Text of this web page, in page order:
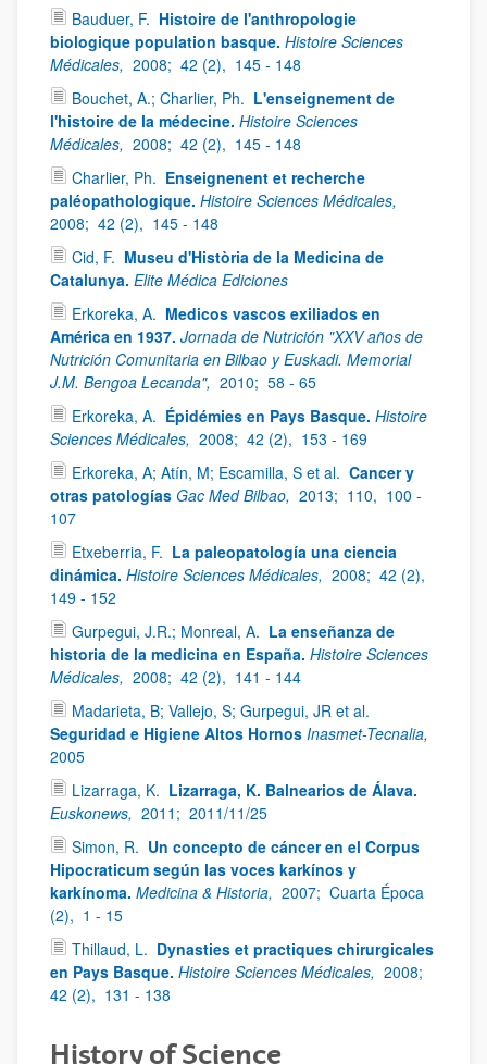
Bauduer, F. Histoire de l'anthropologie
biologique population basque. Histoire Sciences
Médicales, 2008; 42 (2), 145 - 148
Bouchet, A.; Charlier, Ph. L'enseignement de
l'histoire de la médecine. Histoire Sciences
Médicales, 2008; 42 (2), 145 - 148
Charlier, Ph. Enseignenent et recherche
paléopathologique. Histoire Sciences Médicales,
2008; 42 (2), 145 - 148
Cid, F. Museu d'Història de la Medicina de
Catalunya. Elite Médica Ediciones
Erkoreka, A. Medicos vascos exiliados en
América en 1937. Jornada de Nutrición "XXV años de
Nutrición Comunitaria en Bilbao y Euskadi. Memorial
J.M. Bengoa Lecanda", 2010; 58 - 65
Erkoreka, A. Épidémies en Pays Basque. Histoire
Sciences Médicales, 2008; 42 (2), 153 - 169
Erkoreka, A; Atín, M; Escamilla, S et al. Cancer y
otras patologías Gac Med Bilbao, 2013; 110, 100 -
107
Etxeberria, F. La paleopatología una ciencia
dinámica. Histoire Sciences Médicales, 2008; 42 (2),
149 - 152
Gurpegui, J.R.; Monreal, A. La enseñanza de
historia de la medicina en España. Histoire Sciences
Médicales, 2008; 42 (2), 141 - 144
Madarieta, B; Vallejo, S; Gurpegui, JR et al.
Seguridad e Higiene Altos Hornos Inasmet-Tecnalia,
2005
Lizarraga, K. Lizarraga, K. Balnearios de Álava.
Euskonews, 2011; 2011/11/25
Simon, R. Un concepto de cáncer en el Corpus
Hipocraticum según las voces karkínos y
karkínoma. Medicina & Historia, 2007; Cuarta Época
(2), 1 - 15
Thillaud, L. Dynasties et practiques chirurgicales
en Pays Basque. Histoire Sciences Médicales, 2008;
42 (2), 131 - 138
History of Science